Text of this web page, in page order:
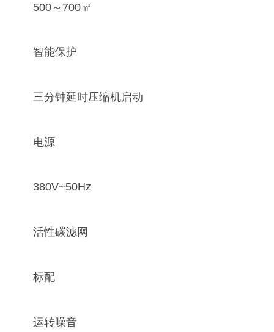
500～700㎡
智能保护
三分钟延时压缩机启动
电源
380V~50Hz
活性碳滤网
标配
运转噪音